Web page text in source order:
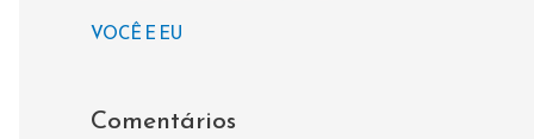
o
:
VOCÊ E EU
Comentários